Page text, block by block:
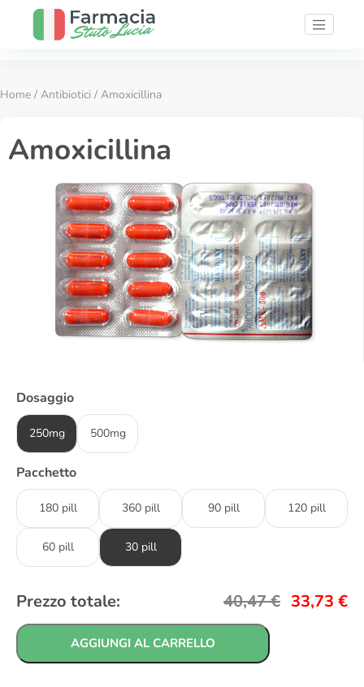
Home / Antibiotici / Amoxicillina
Amoxicillina
Dosaggio
250mg 500mg
Pacchetto
180 pill 360 pill 90 pill 120 pill
60 pill 30 pill
Prezzo totale: 40,47€ 33,73 €
AGGIUNGI AL CARRELLO